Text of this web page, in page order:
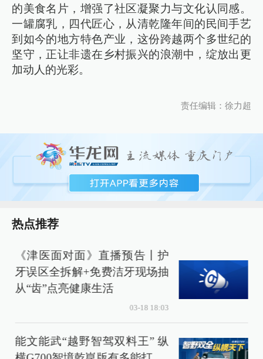
的美食名片，增强了社区凝聚力与文化认同感。
一罐腐乳，四代匠心，从清乾隆年间的民间手艺
到如今的地方特色产业，这份跨越两个多世纪的
坚守，正让非遗在乡村振兴的浪潮中，绽放出更
加动人的光彩。
责任编辑：徐力超
热点推荐
《津医面对面》直播预告丨护
牙误区全拆解+免费洁牙现场抽
从“齿”点亮健康生活
03-18 18:03
能文能武“越野智驾双料王” 纵